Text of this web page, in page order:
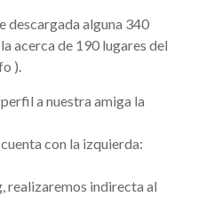
descargada alguna 340
acerca de 190 lugares del
).
a nuestra amiga la
con la izquierda:
realizaremos indirecta al